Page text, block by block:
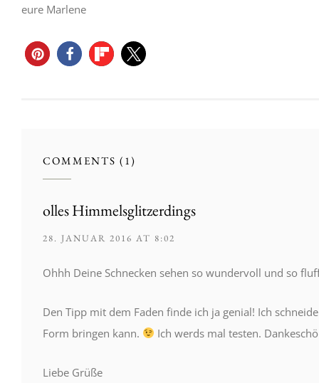
eure Marlene
COMMENTS (1)
olles Himmelsglitzerdings
28. JANUAR 2016 AT 8:02
Ohhh Deine Schnecken sehen so wundervoll und so
Den Tipp mit dem Faden finde ich ja genial! Ich
Form bringen kann.
Ich werds mal testen.
Liebe Grüße